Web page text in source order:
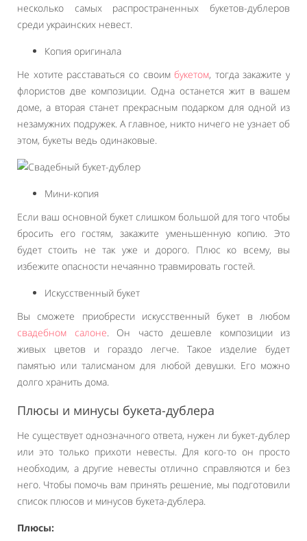
несколько самых распространенных букетов-дублеров
среди украинских невест.
Копия оригинала
Не хотите расставаться со своимбукетом, тогда закажите у
флористов две композиции. Одна останется жит в вашем
доме, а вторая станет прекрасным подарком для одной из
незамужних подружек. А главное, никто ничего не узнает об
этом, букеты ведь одинаковые.
Мини-копия
Если ваш основной букет слишком большой для того чтобы
бросить его гостям, закажите уменьшенную копию. Это
будет стоить не так уже и дорого. Плюс ко всему, вы
избежите опасности нечаянно травмировать гостей.
Искусственный букет
Вы сможете приобрести искусственный букет в любом
свадебном салоне. Он часто дешевле композиции из
живых цветов и гораздо легче. Такое изделие будет
памятью или талисманом для любой девушки. Его можно
долго хранить дома.
Плюсы и минусы букета-дублера
Не существует однозначного ответа, нужен ли букет-дублер
или это только прихоти невесты. Для кого-то он просто
необходим, а другие невесты отлично справляются и без
него. Чтобы помочь вам принять решение, мы подготовили
список плюсов и минусов букета-дублера.
Плюсы: